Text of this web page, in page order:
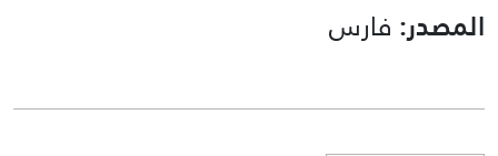
المصدر: فارس